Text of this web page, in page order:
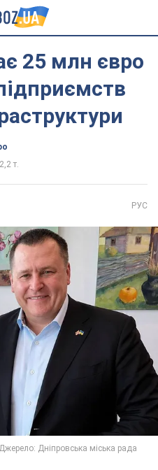
25 млн євро
т.
РУС